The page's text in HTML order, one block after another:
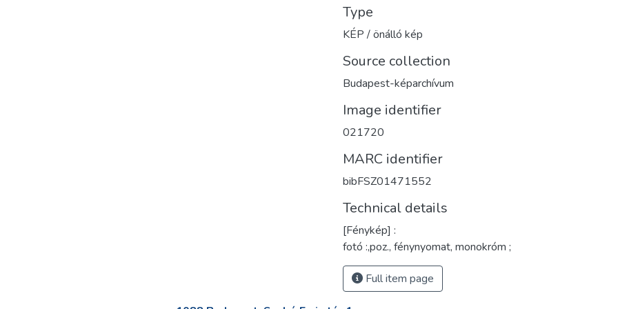
Type
KÉP / önálló kép
Source collection
Budapest-képarchívum
Image identifier
021720
MARC identifier
bibFSZ01471552
Technical details
[Fénykép] :
fotó :,poz., fénynyomat, monokróm ;
Full item page